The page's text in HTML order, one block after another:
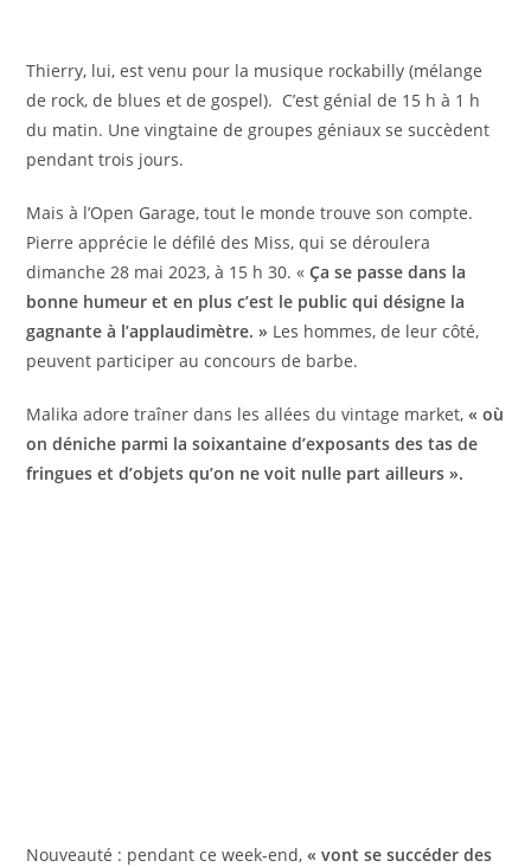
Thierry, lui, est venu pour la musique rockabilly (mélange
de rock, de blues et de gospel). C’est génial de 15 h à 1 h
du matin. Une vingtaine de groupes géniaux se succèdent
pendant trois jours.
Mais à l’Open Garage, tout le monde trouve son compte.
Pierre apprécie le défilé des Miss, qui se déroulera
dimanche 28 mai 2023, à 15 h 30. « Ça se passe dans la
bonne humeur et en plus c’est le public qui désigne la
gagnante à l’applaudimètre. » Les hommes, de leur côté,
peuvent participer au concours de barbe.
Malika adore traîner dans les allées du vintage market,« où
on déniche parmi la soixantaine d’exposants des tas de
fringues et d’objets qu’on ne voit nulle part ailleurs ».
Nouveauté : pendant ce week-end,« vont se succéder des